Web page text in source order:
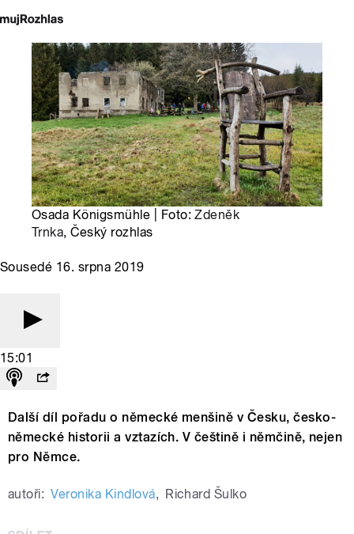
Osada Königsmühle | Foto:Zdeněk
Trnka, Český rozhlas
Sousedé 16. srpna 2019
15:01
Další díl pořadu o německé menšině v Česku, česko-
německé historii a vztazích. V češtině i němčině, nejen
pro Němce.
autoři: Veronika Kindlová, Richard Šulko